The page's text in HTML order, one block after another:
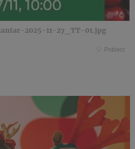
2025-11-27_TT-01.jpg
Pobierz